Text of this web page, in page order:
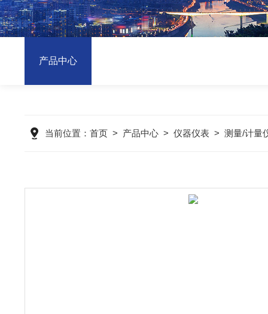
产品中心
当前位置： 首页> 产品中心> 仪器仪表> 测量/计量